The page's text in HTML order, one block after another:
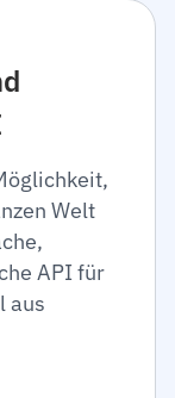
Welt
API für
aus